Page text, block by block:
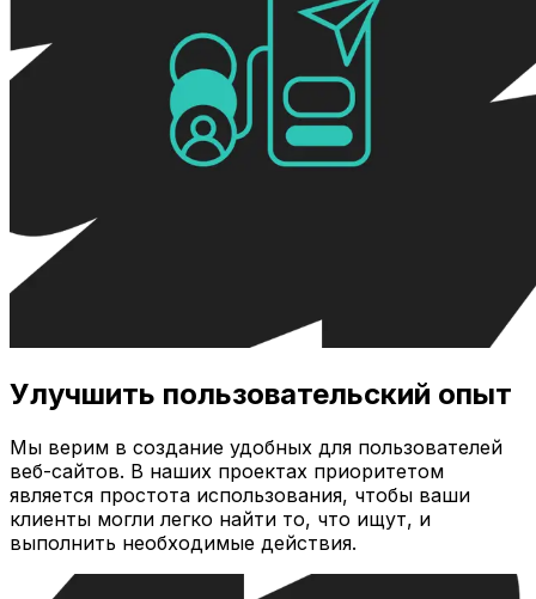
Улучшить пользовательский опыт
Мы верим в создание удобных для пользователей
веб-сайтов. В наших проектах приоритетом
является простота использования, чтобы ваши
клиенты могли легко найти то, что ищут, и
выполнить необходимые действия.